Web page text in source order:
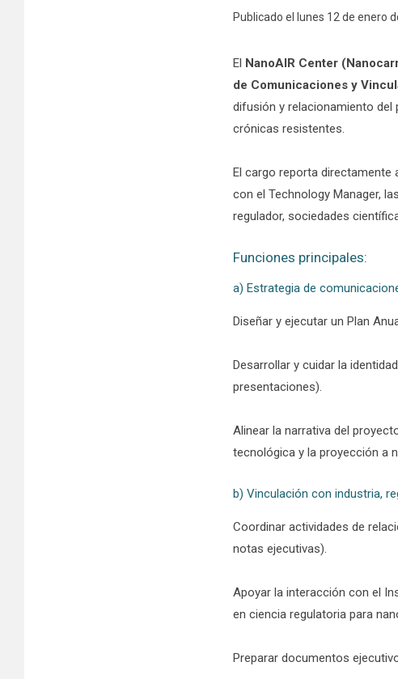
Publicado el lunes 12 de enero
El NanoAIR Center
de Comunicaciones y
difusión y relacionamiento
crónicas resistentes.
El cargo reporta directamente
con el Technology Manager,
regulador, sociedades
Funciones principales:
a) Estrategia de
Diseñar y ejecutar un Plan
Desarrollar y cuidar la
presentaciones).
Alinear la narrativa del
tecnológica y la proyección a
b) Vinculación con industria,
Coordinar actividades de
notas ejecutivas).
Apoyar la interacción con el
en ciencia regulatoria para
Preparar documentos